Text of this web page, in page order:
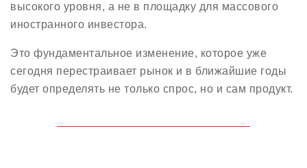
высокого уровня, а не в площадку для массового
иностранного инвестора.
Это фундаментальное изменение, которое уже
сегодня перестраивает рынок и в ближайшие годы
будет определять не только спрос, но и сам продукт.